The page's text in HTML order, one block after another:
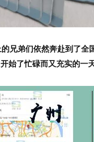
兄弟们依然奔赴到了全
始了忙碌而又充实的一